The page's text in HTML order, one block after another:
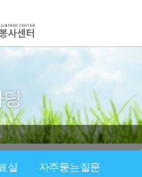
실 자주묻는질문